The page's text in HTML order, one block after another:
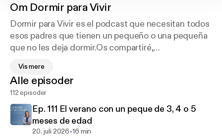
Om Dormir para Vivir
Dormir para Vivir es el podcast que necesitan todos
esos padres que tienen un pequeño o una pequeña
que no les deja dormir.Os compartiré,
infantil: ventanas de sueño, horarios, rutinas,
trastornos del sueño infantil, transiciones de
siestas, etapas madurativas, casos prácticos,
etc.También os resolveré las dudas que tengáis para
mejorar su descanso. Aquí encontraréis variables,
pautas, análisis y métodos probados para ayudar a
Vis mere
Alle episoder
112 episoder
Ep. 111 El verano con un peque de 3, 4 o 5
meses de edad
20. juli 2026-16 min